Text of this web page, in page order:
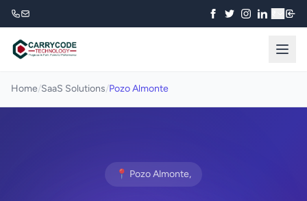
Home/SaaS Solutions/Pozo Almonte
📍 Pozo Almonte,